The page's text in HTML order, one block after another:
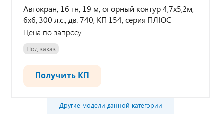
Автокран, 16 тн, 19 м, опорный контур 4,7х5,2м,
6х6, 300 л.с., дв. 740, КП 154, серия ПЛЮС
Цена по запросу
Под заказ
Получить КП
Другие модели данной категории